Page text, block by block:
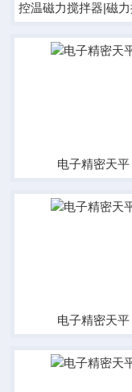
控温磁力搅拌器|磁力
电子精密天平
电子精密天平